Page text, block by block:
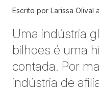
Escrito por Larissa Olival a
Uma indústria
bilhões é uma
contada. Por
indústria de